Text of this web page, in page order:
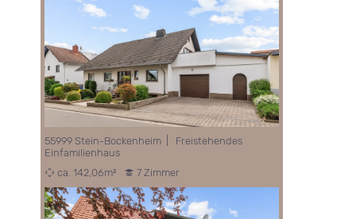
55999 Stein-Bockenheim | Freistehendes
Einfamilienhaus
ca. 142,06m²
7 Zimmer